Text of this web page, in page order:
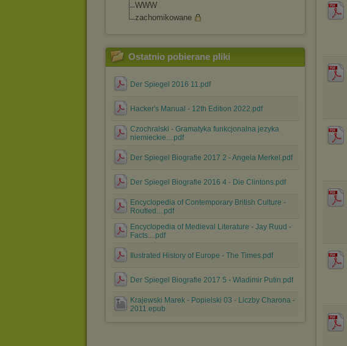
WWW
zachomikowane
Ostatnio pobierane pliki
Der Spiegel 2016 11.pdf
Hacker's Manual - 12th Edition 2022.pdf
Czochralski - Gramatyka funkcjonalna jezyka
niemieckie....pdf
Der Spiegel Biografie 2017 2 - Angela Merkel.pdf
Der Spiegel Biografie 2016 4 - Die Clintons.pdf
Encyclopedia of Contemporary British Culture -
Routled....pdf
Encyclopedia of Medieval Literature - Jay Ruud -
Facts....pdf
Ilustrated History of Europe - The Times.pdf
Der Spiegel Biografie 2017 5 - Wladimir Putin.pdf
Krajewski Marek - Popielski 03 - Liczby Charona -
2011.epub